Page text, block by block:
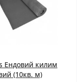
Ендовий килим
(10кв. м)